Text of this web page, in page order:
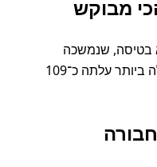
מבוקש
בטיסה, שנמשכה
סביב 1.3 שעות. האפשרות הזולה ביותר עלתה כ־109